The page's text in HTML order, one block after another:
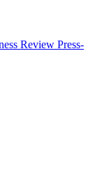
Review Press-